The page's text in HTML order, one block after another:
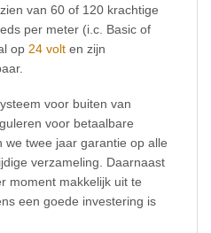
van 60 of 120 krachtige
per meter (i.c. Basic of
op 24 volt en zijn
voor buiten van
voor betaalbare
we twee jaar garantie op alle
verzameling. Daarnaast
moment makkelijk uit te
een goede investering is